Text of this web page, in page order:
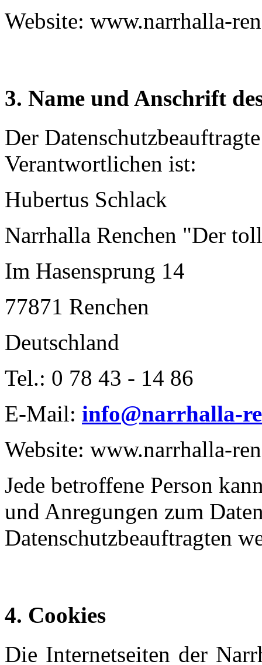
Website: www.narrhalla-
3. Name und Anschrift
Der
Verantwortlichen ist:
Hubertus Schlack
Narrhalla Renchen "Der
Im Hasensprung 14
77871 Renchen
Deutschland
Tel.: 0 78 43 - 14 86
E-Mail: info@narrhalla-
Website: www.narrhalla-
Jede betroffene Person
und Anregungen zum
Datenschutzbeauftragten
4. Cookies
Die Internetseiten der